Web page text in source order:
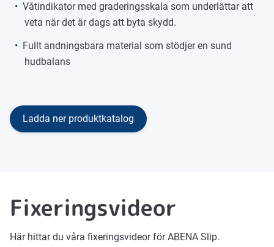
Våtindikator med graderingsskala som underlättar att
veta när det är dags att byta skydd.
Fullt andningsbara material som stödjer en sund
hudbalans
Ladda ner produktkatalog
Fixeringsvideor
Här hittar du våra fixeringsvideor för ABENA Slip.